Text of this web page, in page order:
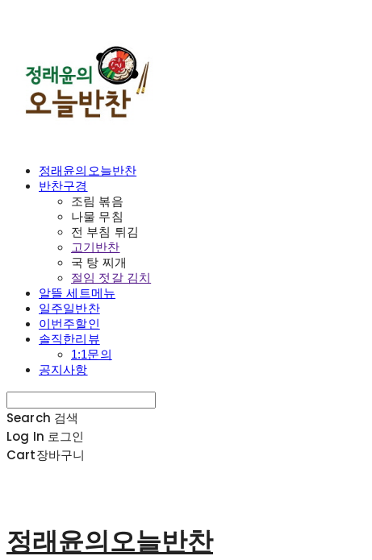
정래윤의오늘반찬
반찬구경
조림 볶음
나물 무침
전 부침 튀김
고기반찬
국 탕 찌개
절임 젓갈 김치
알뜰 세트메뉴
일주일반찬
이번주할인
솔직한리뷰
1:1문의
공지사항
Search 검색
Log In 로그인
Cart장바구니
정래윤의오늘반찬